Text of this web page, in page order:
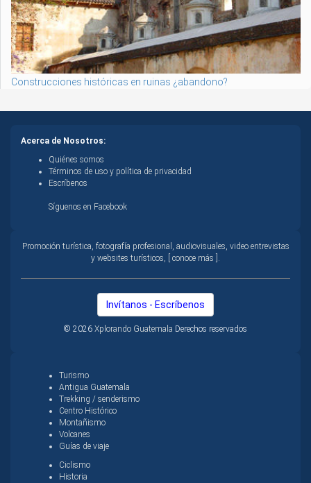
Construcciones históricas en ruinas ¿abandono?
Acerca de Nosotros:
Quiénes somos
Términos de uso y política de privacidad
Escríbenos
Síguenos en Facebook
Promoción turística, fotografía profesional, audiovisuales, video entrevistas
y websites turísticos, [ conoce más ].
Invítanos - Escríbenos
© 2026 Xplorando Guatemala Derechos reservados
Turismo
Antigua Guatemala
Trekking / senderismo
Centro Histórico
Montañismo
Volcanes
Guías de viaje
Ciclismo
Historia